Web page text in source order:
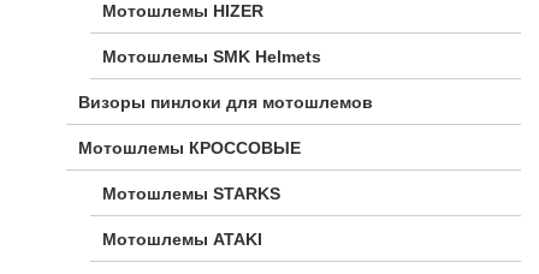
Мотошлемы HIZER
Мотошлемы SMK Helmets
Визоры пинлоки для мотошлемов
Мотошлемы КРОССОВЫЕ
Мотошлемы STARKS
Мотошлемы ATAKI